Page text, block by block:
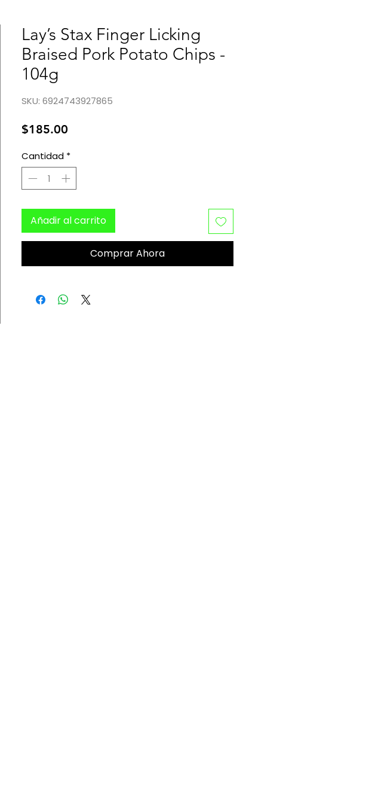
Lay’s Stax Finger Licking
Braised Pork Potato Chips -
104g
SKU: 6924743927865
$185.00
Cantidad *
Añadir al carrito
Comprar Ahora